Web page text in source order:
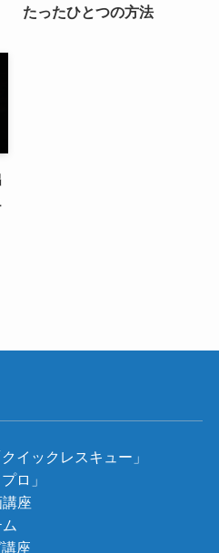
たったひとつの方法
イックレスキュー」
ロ」
座
座